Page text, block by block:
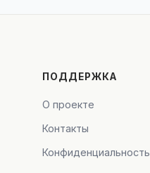
ПОДДЕРЖКА
О проекте
Контакты
Конфиденциальность